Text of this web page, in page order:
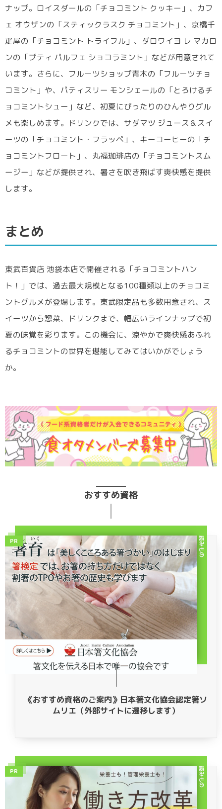
ナップ。ロイスダールの「チョコミント クッキー」、カフ
ェ オウザンの「スティックラスク チョコミント」、京橋千
疋屋の「チョコミント トライフル」、ダロワイヨ レ マカロ
ンの「プティ パルフェ ショコラミント」などが用意されて
います。さらに、フルーツショップ青木の「フルーツチョ
コミント」や、パティスリー モンシェールの「とろけるチ
ョコミントシュー」など、初夏にぴったりのひんやりグル
メも楽しめます。ドリンクでは、サダマツ ジュース＆スイ
ーツの「チョコミント・フラッペ」、キーコーヒーの「チ
ョコミントフロート」、丸福珈琲店の「チョコミントスム
ージー」などが提供され、暑さを吹き飛ばす爽快感を提供
します。
まとめ
東武百貨店 池袋本店で開催される「チョコミントハン
ト！」では、過去最大規模となる100種類以上のチョコミ
ントグルメが登場します。東武限定品も多数用意され、ス
イーツから惣菜、ドリンクまで、幅広いラインナップで初
夏の味覚を彩ります。この機会に、涼やかで爽快感あふれ
るチョコミントの世界を堪能してみてはいかがでしょう
か。
おすすめ資格
読みもの
《おすすめ資格のご案内》日本箸文化協会認定箸ソ
ムリエ（外部サイトに遷移します）
PR
読みもの
PR